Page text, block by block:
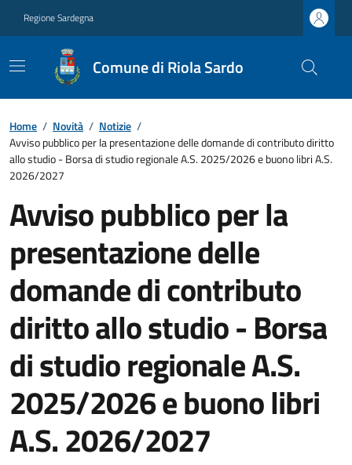
Regione Sardegna
Comune di Riola Sardo
Home / Novità / Notizie /
Avviso pubblico per la presentazione delle domande di contributo diritto
allo studio - Borsa di studio regionale A.S. 2025/2026 e buono libri A.S.
2026/2027
Avviso pubblico per la
presentazione delle
domande di contributo
diritto allo studio - Borsa
di studio regionale A.S.
2025/2026 e buono libri
A.S. 2026/2027